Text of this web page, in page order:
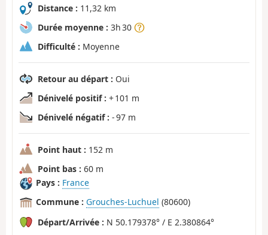
Distance : 11,32 km
Durée moyenne : 3h 30
Difficulté : Moyenne
Retour au départ : Oui
Dénivelé positif : + 101 m
Dénivelé négatif : - 97 m
Point haut : 152 m
Point bas : 60 m
Pays : France
Commune : Grouches-Luchuel (80600)
Départ/Arrivée : N 50.179378° / E 2.380864°